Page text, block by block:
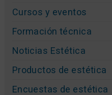
Cursos y eventos
Formación técnica
Noticias Estética
Productos de estética
Encuestas de estética